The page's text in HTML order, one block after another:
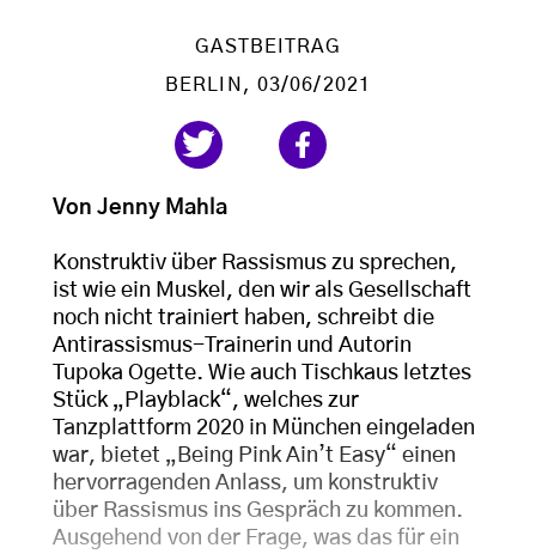
GASTBEITRAG
BERLIN , 03/06/2021
Von Jenny Mahla
Konstruktiv über Rassismus zu sprechen,
ist wie ein Muskel, den wir als Gesellschaft
noch nicht trainiert haben, schreibt die
Antirassismus-Trainerin und Autorin
Tupoka Ogette. Wie auch Tischkaus letztes
Stück „Playblack“, welches zur
Tanzplattform 2020 in München eingeladen
war, bietet „Being Pink Ain’t Easy“ einen
hervorragenden Anlass, um konstruktiv
über Rassismus ins Gespräch zu kommen.
Ausgehend von der Frage, was das für ein